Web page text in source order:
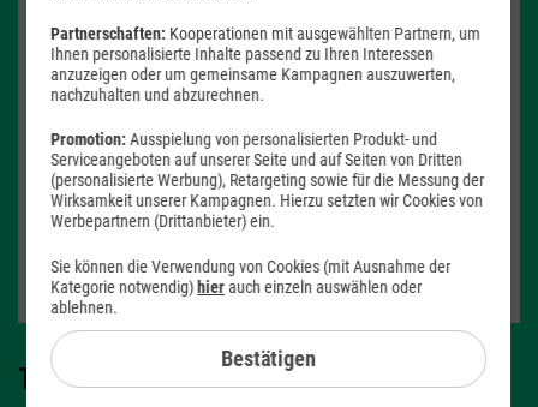
Farbe -Indigo
Speicher -256 GB
256 GB 512 GB
Verfügbarkeit - Sofort lieferbar
Mobiler WLAN-Router GRATIS
Auf Wunsch Handyversicherung ab 3,99 €
Tarif auswählen:
Partnerschaften: Kooperationen mit ausgewählten Partnern, um
Ihnen personalisierte Inhalte passend zu Ihren Interessen
anzuzeigen oder um gemeinsame Kampagnen auszuwerten,
nachzuhalten und abzurechnen.
Promotion:Ausspielung von personalisierten Produkt- und
Serviceangeboten auf unserer Seite und auf Seiten von Dritten
(personalisierte Werbung), Retargeting sowie für die Messung der
Wirksamkeit unserer Kampagnen. Hierzu setzten wir Cookies von
Werbepartnern (Drittanbieter) ein.
Sie können die Verwendung von Cookies (mit Ausnahme der
Kategorie notwendig) hierauch einzeln auswählen oder
ablehnen.
Bestätigen